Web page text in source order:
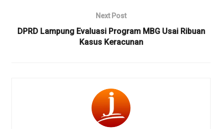
Next Post
DPRD Lampung Evaluasi Program MBG Usai Ribuan
Kasus Keracunan